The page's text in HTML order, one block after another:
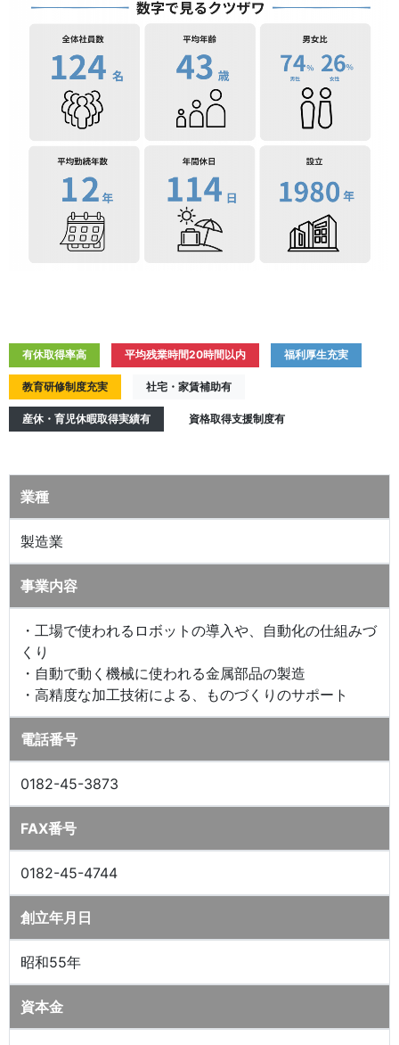
有休取得率高 平均残業時間20時間以内 福利厚生充実
教育研修制度充実 社宅・家賃補助有
産休・育児休暇取得実績有 資格取得支援制度有
業種
製造業
事業内容
・工場で使われるロボットの導入や、自動化の仕組みづ
くり
・自動で動く機械に使われる金属部品の製造
・高精度な加工技術による、ものづくりのサポート
電話番号
0182-45-3873
FAX番号
0182-45-4744
創立年月日
昭和55年
資本金